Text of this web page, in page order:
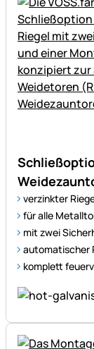
verzinkter
für alle
mit zwei
automatischer
komplett